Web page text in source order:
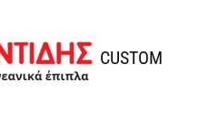
CUSTOM